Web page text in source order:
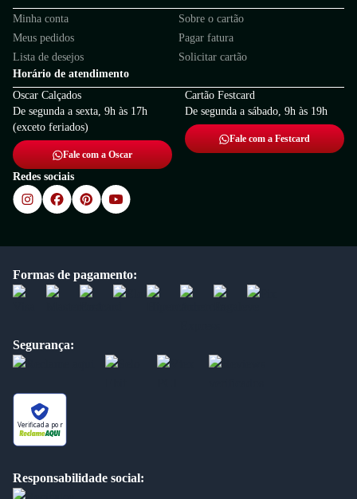
Minha conta
Meus pedidos
Lista de desejos
Sobre o cartão
Pagar fatura
Solicitar cartão
Horário de atendimento
Oscar Calçados
De segunda a sexta, 9h às 17h
(exceto feriados)
Fale com a Oscar
Cartão Festcard
De segunda a sábado, 9h às 19h
Fale com a Festcard
Redes sociais
Formas de pagamento:
Segurança:
Verificada por
Responsabilidade social: